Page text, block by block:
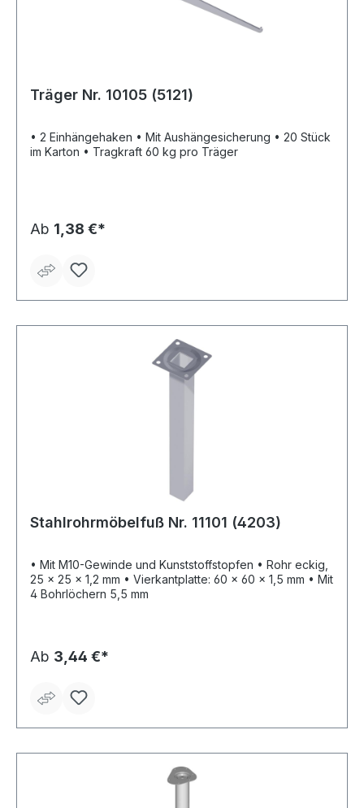
Träger Nr. 10105 (5121)
• 2 Einhängehaken • Mit Aushängesicherung • 20 Stück
im Karton • Tragkraft 60 kg pro Träger
Ab 1,38 €*
Stahlrohrmöbelfuß Nr. 11101 (4203)
• Mit M10-Gewinde und Kunststoffstopfen • Rohr eckig,
25 x 25 x 1,2 mm • Vierkantplatte: 60 x 60 x 1,5 mm • Mit
4 Bohrlöchern 5,5 mm
Ab 3,44 €*